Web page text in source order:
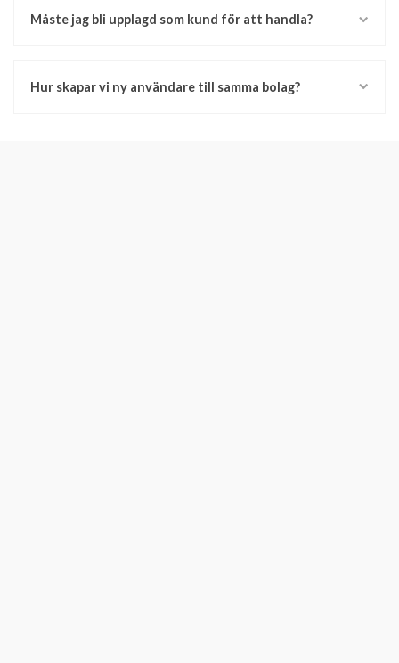
Måste jag bli upplagd som kund för att handla?
Hur skapar vi ny användare till samma bolag?